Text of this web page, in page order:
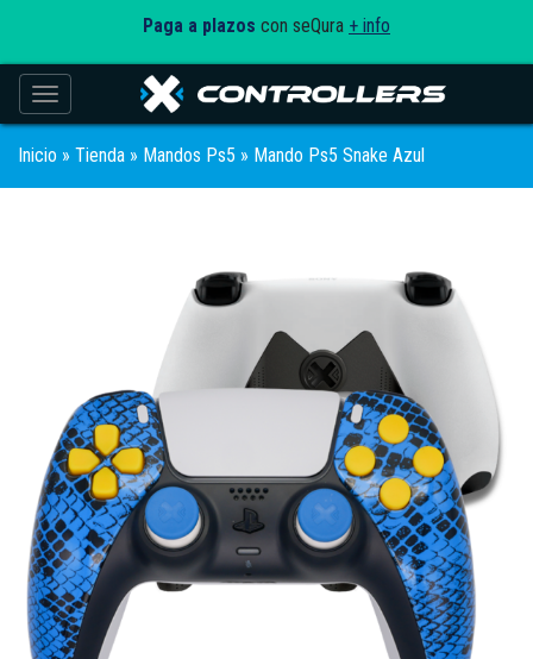
Paga a plazos con seQura + info
Toggle navigation
Inicio » Tienda » Mandos Ps5 » Mando Ps5 Snake Azul